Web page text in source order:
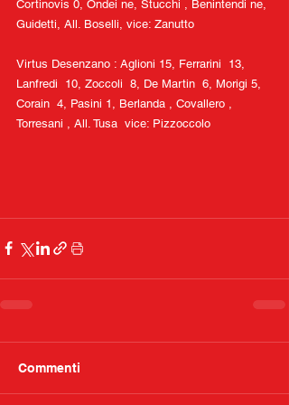
Cortinovis 0, Ondei ne, Stucchi , Benintendi ne,
Guidetti, All. Boselli, vice: Zanutto
Virtus Desenzano : Aglioni 15, Ferrarini  13,
Lanfredi  10, Zoccoli  8, De Martin  6, Morigi 5,
Corain  4, Pasini 1, Berlanda , Covallero ,
Torresani , All. Tusa  vice: Pizzoccolo
Commenti